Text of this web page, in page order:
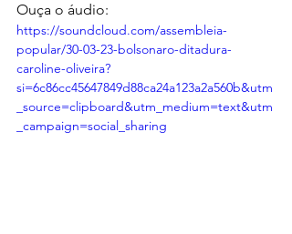
Ouça o áudio:
https://soundcloud.com/assembleia-
popular/30-03-23-bolsonaro-ditadura-
caroline-oliveira?
si=6c86cc45647849d88ca24a123a2a560b&utm
_source=clipboard&utm_medium=text&utm
_campaign=social_sharing